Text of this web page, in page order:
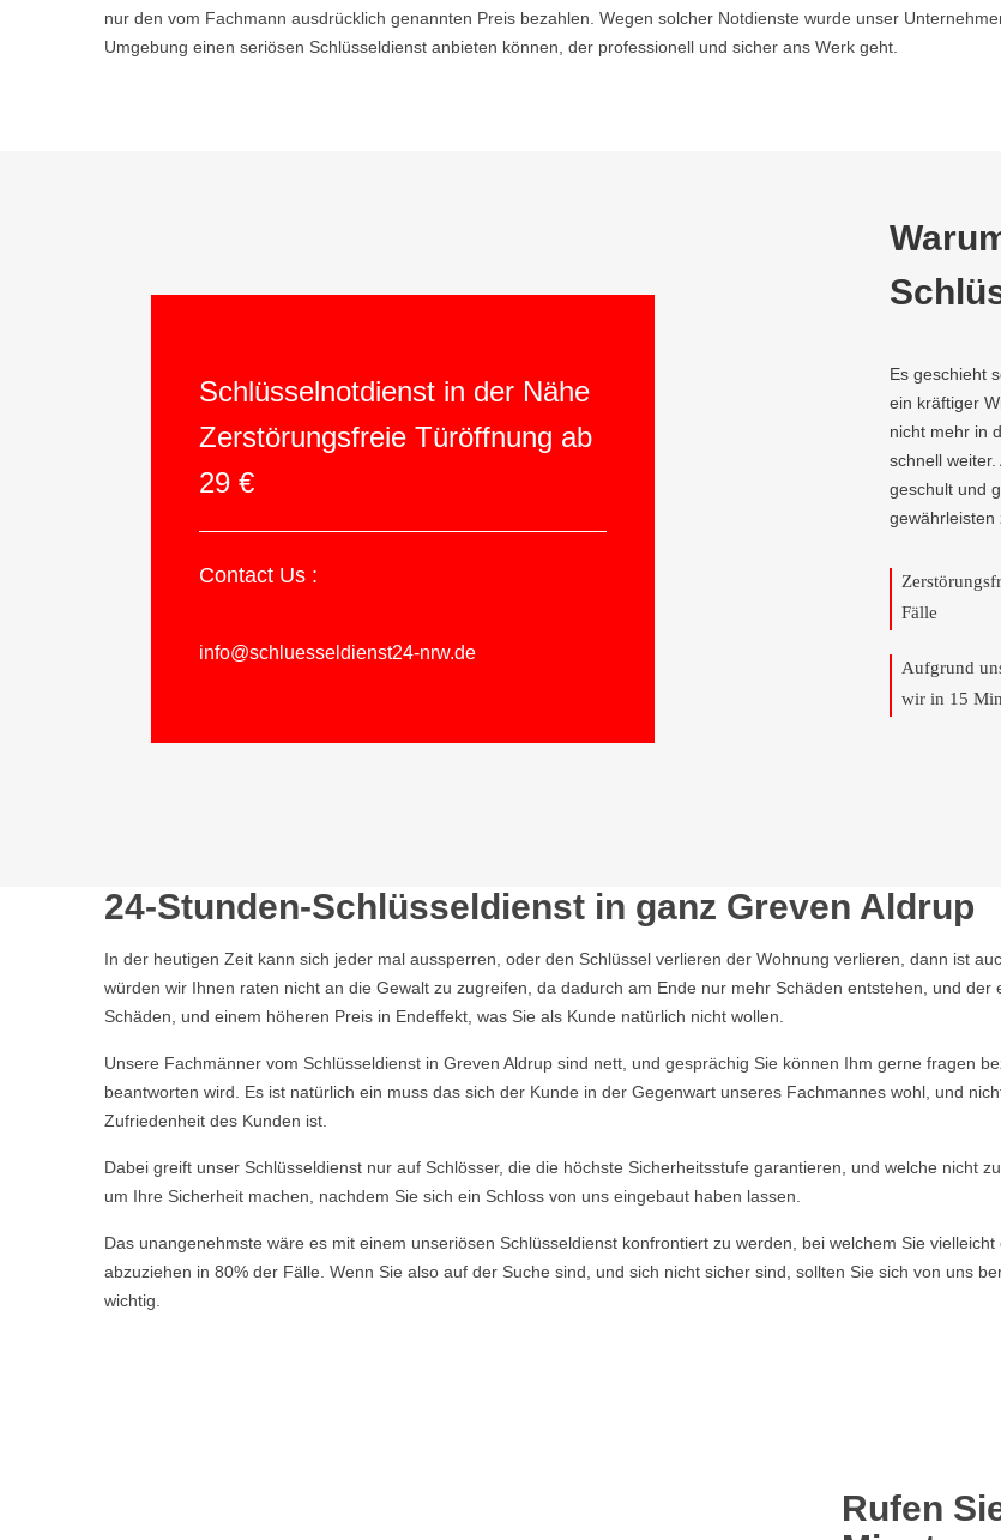
nur den vom Fachmann ausdrücklich genannten Preis bezahlen. Wegen solcher Notdienste wurde unser
Umgebung einen seriösen Schlüsseldienst anbieten können, der professionell und sicher ans Werk geht.
Schlüsselnotdienst in der Nähe
Zerstörungsfreie Türöffnung ab
29 €
Contact Us :
info@schluesseldienst24-nrw.de
Es geschieht
ein kräftiger
nicht mehr in
schnell
geschult und
gewährleisten
Fälle
Aufgrund
wir in 15
24-Stunden-Schlüsseldienst in ganz Greven Aldrup
In der heutigen Zeit kann sich jeder mal aussperren, oder den Schlüssel verlieren der Wohnung verlieren, dann ist
würden wir Ihnen raten nicht an die Gewalt zu zugreifen, da dadurch am Ende nur mehr Schäden entstehen, und
Schäden, und einem höheren Preis in Endeffekt, was Sie als Kunde natürlich nicht wollen.
Unsere Fachmänner vom Schlüsseldienst in Greven Aldrup sind nett, und gesprächig Sie können Ihm gerne fragen
beantworten wird. Es ist natürlich ein muss das sich der Kunde in der Gegenwart unseres Fachmannes wohl, und
Zufriedenheit des Kunden ist.
Dabei greift unser Schlüsseldienst nur auf Schlösser, die die höchste Sicherheitsstufe garantieren, und welche nicht
um Ihre Sicherheit machen, nachdem Sie sich ein Schloss von uns eingebaut haben lassen.
Das unangenehmste wäre es mit einem unseriösen Schlüsseldienst konfrontiert zu werden, bei welchem Sie
abzuziehen in 80% der Fälle. Wenn Sie also auf der Suche sind, und sich nicht sicher sind, sollten Sie sich von uns
wichtig.
Rufen